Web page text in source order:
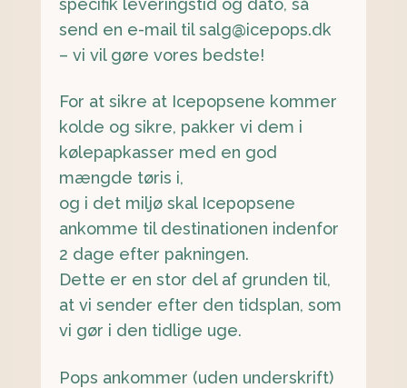
send en e-mail til salg@icepops.dk
– vi vil gøre vores bedste!
For at sikre at Icepopsene kommer
kolde og sikre, pakker vi dem i
kølepapkasser med en god
mængde tøris i,
og i det miljø skal Icepopsene
ankomme til destinationen indenfor
2 dage efter pakningen.
Dette er en stor del af grunden til,
at vi sender efter den tidsplan, som
vi gør i den tidlige uge.
Pops ankommer (uden underskrift)